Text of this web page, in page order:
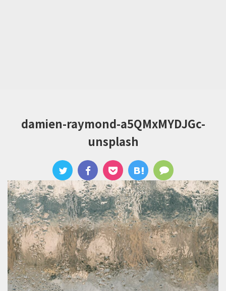
damien-raymond-a5QMxMYDJGc-
unsplash